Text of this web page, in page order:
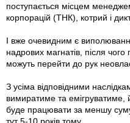
поступається місцем
корпорацій (ТНК), котрий і
І вже очевидним є
надрових магнатів, після
можуть перейти до рук
З усіма відповідними
вимиратиме та емігруватиме,
буде працювати за меншу
тут 5-10 років тому.